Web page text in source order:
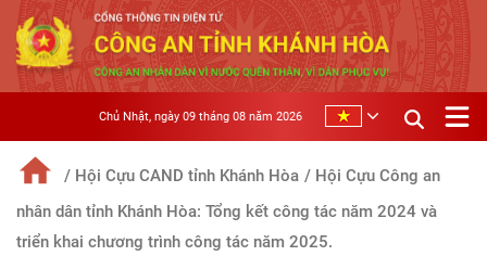
Chủ Nhật, ngày 09 tháng 08 năm 2026
/ Hội Cựu CAND tỉnh Khánh Hòa / Hội Cựu Công an
nhân dân tỉnh Khánh Hòa: Tổng kết công tác năm 2024 và
triển khai chương trình công tác năm 2025.